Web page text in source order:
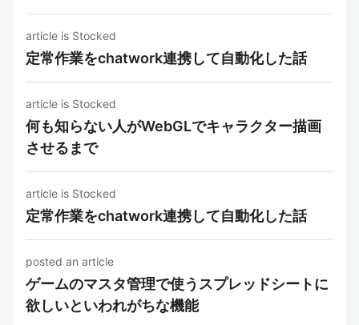
article is Stocked
定常作業をchatwork連携して自動化した話
article is Stocked
何も知らない人がWebGLでキャラクター描画
させるまで
article is Stocked
定常作業をchatwork連携して自動化した話
posted an article
ゲームのマスタ管理で使うスプレッドシートに
欲しいといわれがちな機能